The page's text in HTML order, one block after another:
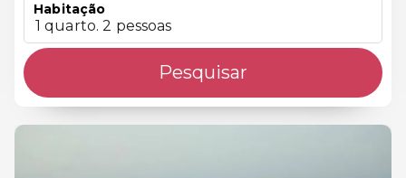
Habitação
1 quarto. 2 pessoas
Pesquisar